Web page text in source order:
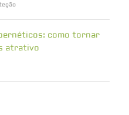
como tornar
atrativo